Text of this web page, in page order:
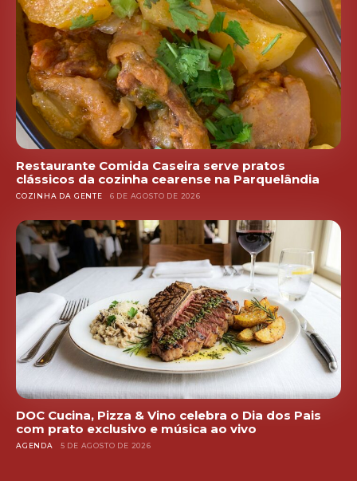
Restaurante Comida Caseira serve pratos
clássicos da cozinha cearense na Parquelândia
COZINHA DA GENTE 6 DE AGOSTO DE 2026
DOC Cucina, Pizza & Vino celebra o Dia dos Pais
com prato exclusivo e música ao vivo
AGENDA 5 DE AGOSTO DE 2026